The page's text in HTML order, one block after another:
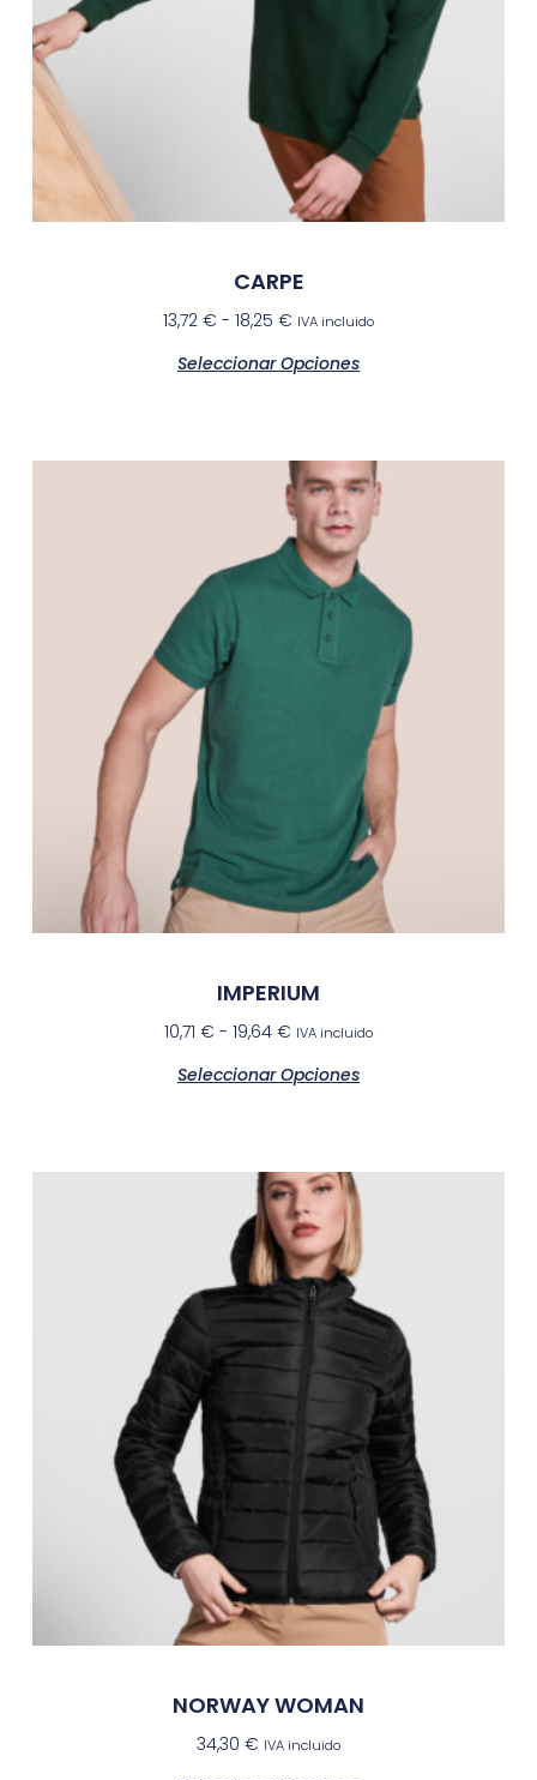
CARPE
13,72 € - 18,25 € IVA incluido
Seleccionar Opciones
IMPERIUM
10,71 € - 19,64 € IVA incluido
Seleccionar Opciones
NORWAY WOMAN
34,30 € IVA incluido